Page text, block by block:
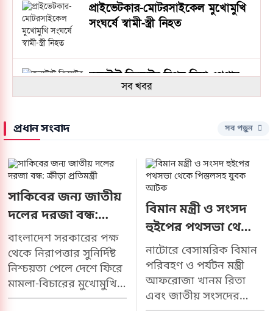
প্রাইভেটকার-মোটরসাইকেল মুখোমুখি
সংঘর্ষে স্বামী-স্ত্রী নিহত
কনটেন্ট ক্রিয়েটর রিপন মিয়া গ্রেপ্তার
বাংলাদেশ মফস্বল সাংবাদিক
সোসাইটি ঢাকা মহানগর উত্তরের
কমিটি অনুমোদন
মনসুর আলী মেডিকেল কলেজ
পরিচালনা পর্ষদ পুনর্গঠন নিয়ে
উত্তেজনা
গভীর সমুদ্রের সম্পদ আহরণের চেষ্টা
সব খবর
প্রধান সংবাদ সব পড়ুন
সাকিবের জন্য জাতীয়
দলের দরজা বন্ধ:
ক্রীড়া প্রতিমন্ত্রী
বাংলাদেশ সরকারের পক্ষ
থেকে নিরাপত্তার সুনির্দিষ্ট
নিশ্চয়তা পেলে দেশে ফিরে
মামলা-বিচারের মুখোমুখি
হতে এবং ঘরের মাঠ থেকে
বিমান মন্ত্রী ও সংসদ
হুইপের পথসভা থেকে
পিস্তলসহ যুবক আটক
নাটোরে বেসামরিক বিমান
পরিবহণ ও পর্যটন মন্ত্রী
আফরোজা খানম রিতা
এবং জাতীয় সংসদের